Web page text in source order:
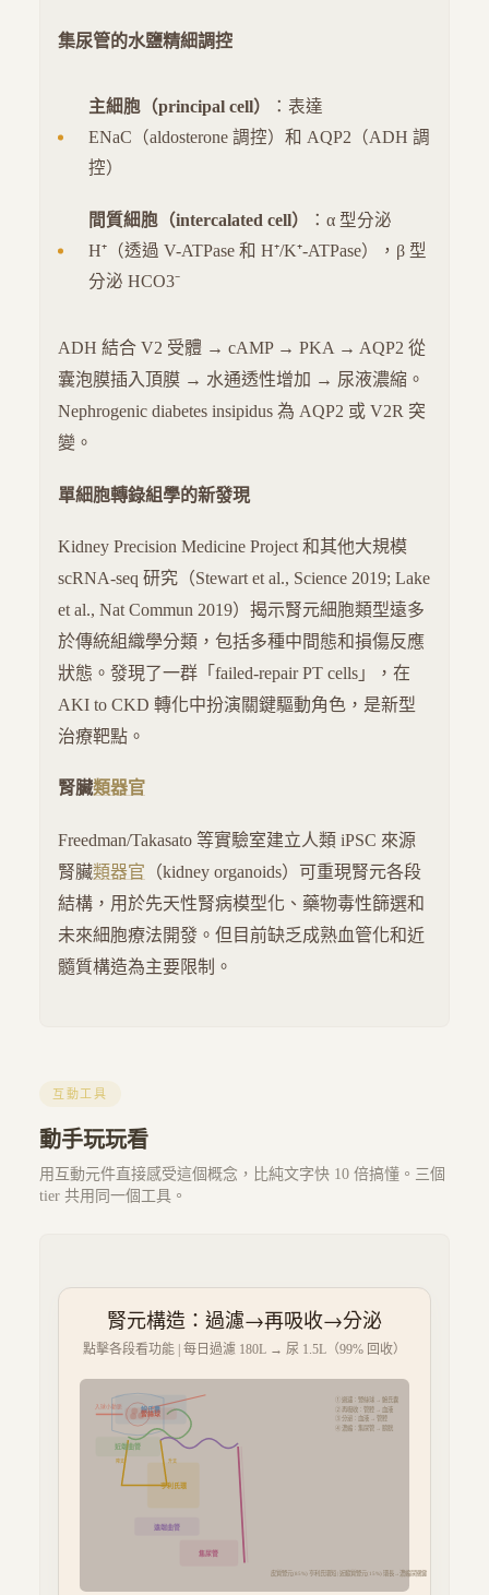
集尿管的水鹽精細調控
主細胞（principal cell）
：表達
ENaC（aldosterone 調控）和 AQP2（ADH 調
控）
間質細胞（intercalated cell）
：α 型分泌
H⁺（透過 V-ATPase 和 H⁺/K⁺-ATPase），β 型
分泌 HCO3⁻
ADH 結合 V2 受體 → cAMP → PKA → AQP2 從
囊泡膜插入頂膜 → 水通透性增加 → 尿液濃縮。
Nephrogenic diabetes insipidus 為 AQP2 或 V2R 突
變。
單細胞轉錄組學的新發現
Kidney Precision Medicine Project 和其他大規模
scRNA-seq 研究（Stewart et al., Science 2019; Lake
et al., Nat Commun 2019）揭示腎元細胞類型遠多
於傳統組織學分類，包括多種中間態和損傷反應
狀態。發現了一群「failed-repair PT cells」，在
AKI to CKD 轉化中扮演關鍵驅動角色，是新型
治療靶點。
腎臟類器官
Freedman/Takasato 等實驗室建立人類 iPSC 來源
腎臟類器官 （kidney organoids）可重現腎元各段
結構，用於先天性腎病模型化、藥物毒性篩選和
未來細胞療法開發。但目前缺乏成熟血管化和近
髓質構造為主要限制。
互動工具
動手玩玩看
用互動元件直接感受這個概念，比純文字快 10 倍搞懂。三個
tier 共用同一個工具。
腎元構造：過濾→再吸收→分泌
點擊各段看功能 | 每日過濾 180L → 尿 1.5L（99% 回收）
入球小動脈
降支 升支
鮑氏囊
腎絲球
近端曲管
亨利氏環
遠端曲管
集尿管
① 過濾：腎絲球 → 鮑氏囊
② 再吸收：管腔 → 血液
③ 分泌：血液 → 管腔
④ 濃縮：集尿管 → 膀胱
皮質腎元(85%) 亨利氏環短 | 近髓質腎元(15%) 環長→濃縮尿關鍵